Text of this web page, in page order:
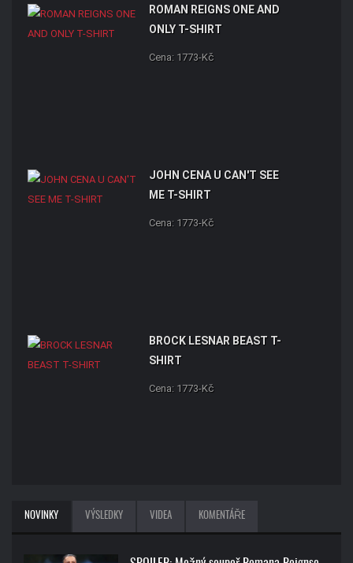
ROMAN REIGNS ONE AND
ONLY T-SHIRT
Cena: 1773-Kč
JOHN CENA U CAN'T SEE
ME T-SHIRT
Cena: 1773-Kč
BROCK LESNAR BEAST T-
SHIRT
Cena: 1773-Kč
NOVINKY VÝSLEDKY VIDEA KOMENTÁŘE